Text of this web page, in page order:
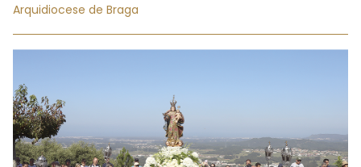
Arquidiocese de Braga